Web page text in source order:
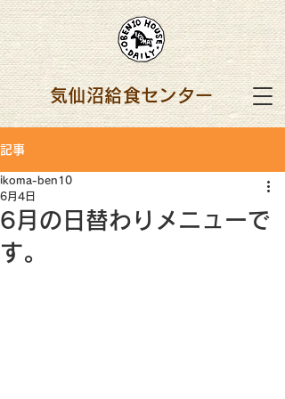
気仙沼給食センター
記事
6月の日替わりメニューで
す。
ikoma-ben10
6月4日